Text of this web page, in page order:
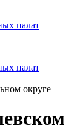
палат
палат
округе